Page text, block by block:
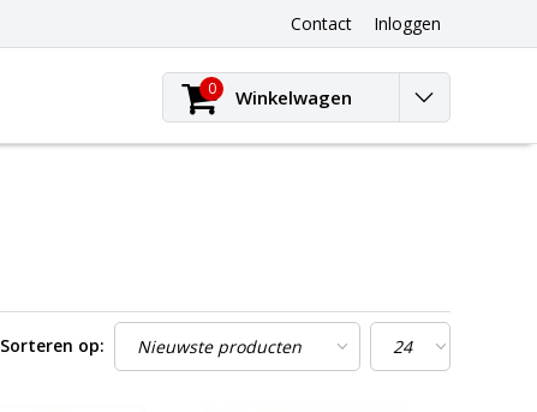
Contact Inloggen
0 Winkelwagen
Sorteren op: